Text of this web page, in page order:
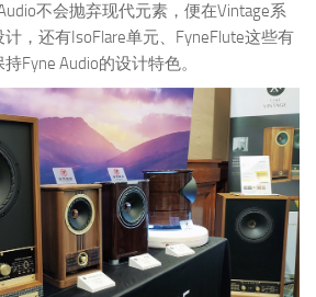
不会抛弃现代元素，便在Vintage系
，还有IsoFlare单元、FyneFlute这些有
Fyne Audio的设计特色。